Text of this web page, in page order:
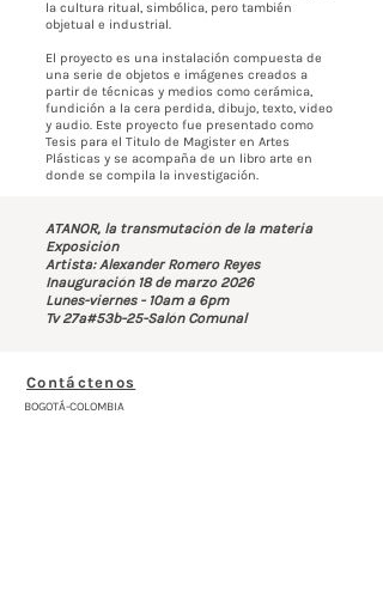
la cultura ritual, simbólica, pero también
objetual e industrial.
El proyecto es una instalación compuesta de
una serie de objetos e imágenes creados a
partir de técnicas y medios como cerámica,
fundición a la cera perdida, dibujo, texto, video
y audio. Este proyecto fue presentado como
Tesis para el Titulo de Magister en Artes
Plásticas y se acompaña de un libro arte en
donde se compila la investigación.
ATANOR, la transmutación de la materia
Exposición
Artista: Alexander Romero Reyes
Inauguración 18 de marzo 2026
Lunes-viernes - 10am a 6pm
Tv 27a#53b-25-Salón Comunal
Contáctenos
BOGOTÁ-COLOMBIA